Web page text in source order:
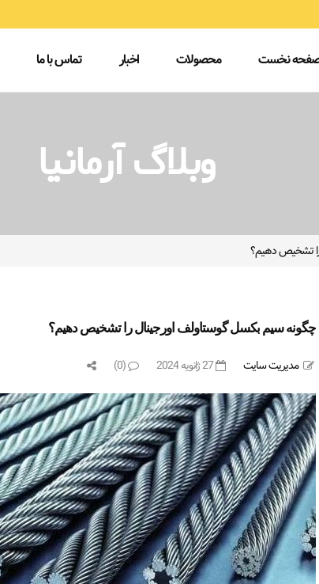
نخست محصولات اخبار تماس با ما
وبلاگ آرمانیا
را تشخیص دهیم؟
چگونه سیم بکسل گوستاولف اورجینال را تشخیص دهیم؟
مدیریت سایت 27 ژانویه 2024 (0)